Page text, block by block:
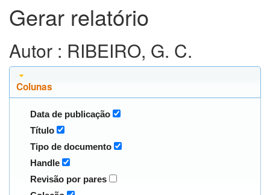
Gerar relatório
Autor : RIBEIRO, G. C.
Colunas
Data de publicação
Título
Tipo de documento
Handle
Revisão por pares